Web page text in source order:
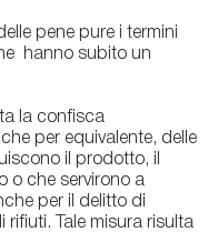
pene pure i termini
hanno subito un
la confisca
per equivalente, delle
il prodotto, il
o che servirono a
per il delitto di
rifiuti. Tale misura risulta